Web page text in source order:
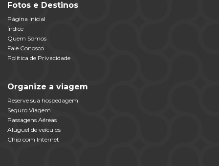
Fotos e Destinos
Página Inicial
Índice
Quem Somos
Fale Conosco
Política de Privacidade
Organize a viagem
Reserve sua hospedagem
Seguro Viagem
Passagens Aéreas
Aluguel de veículos
Chip com Internet